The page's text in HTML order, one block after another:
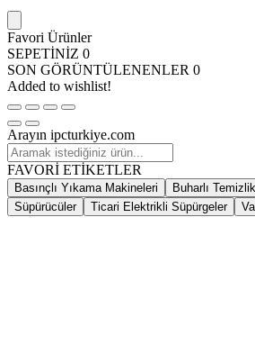
Favori Ürünler
SEPETİNİZ 0
SON GÖRÜNTÜLENENLER 0
Added to wishlist!
Arayın ipcturkiye.com
FAVORİ ETİKETLER
Basınçlı Yıkama Makineleri
Buharlı
Süpürücüler
Ticari Elektrikli Süpürgeler